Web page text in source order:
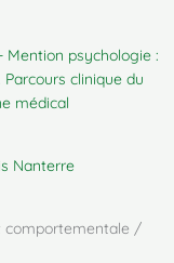
Mention psychologie :
clinique du
médical
Nanterre
comportementale /